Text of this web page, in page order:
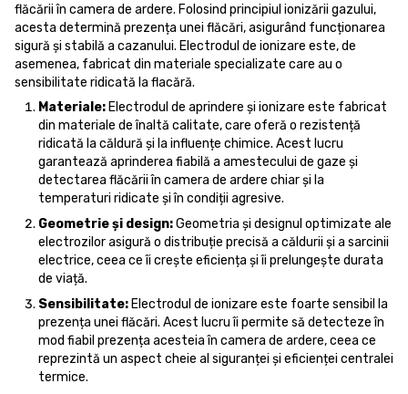
flăcării în camera de ardere. Folosind principiul ionizării gazului,
acesta determină prezența unei flăcări, asigurând funcționarea
sigură și stabilă a cazanului. Electrodul de ionizare este, de
asemenea, fabricat din materiale specializate care au o
sensibilitate ridicată la flacără.
Materiale: Electrodul de aprindere și ionizare este fabricat
din materiale de înaltă calitate, care oferă o rezistență
ridicată la căldură și la influențe chimice. Acest lucru
garantează aprinderea fiabilă a amestecului de gaze și
detectarea flăcării în camera de ardere chiar și la
temperaturi ridicate și în condiții agresive.
Geometrie și design:Geometria și designul optimizate ale
electrozilor asigură o distribuție precisă a căldurii și a sarcinii
electrice, ceea ce îi crește eficiența și îi prelungește durata
de viață.
Sensibilitate: Electrodul de ionizare este foarte sensibil la
prezența unei flăcări. Acest lucru îi permite să detecteze în
mod fiabil prezența acesteia în camera de ardere, ceea ce
reprezintă un aspect cheie al siguranței și eficienței centralei
termice.